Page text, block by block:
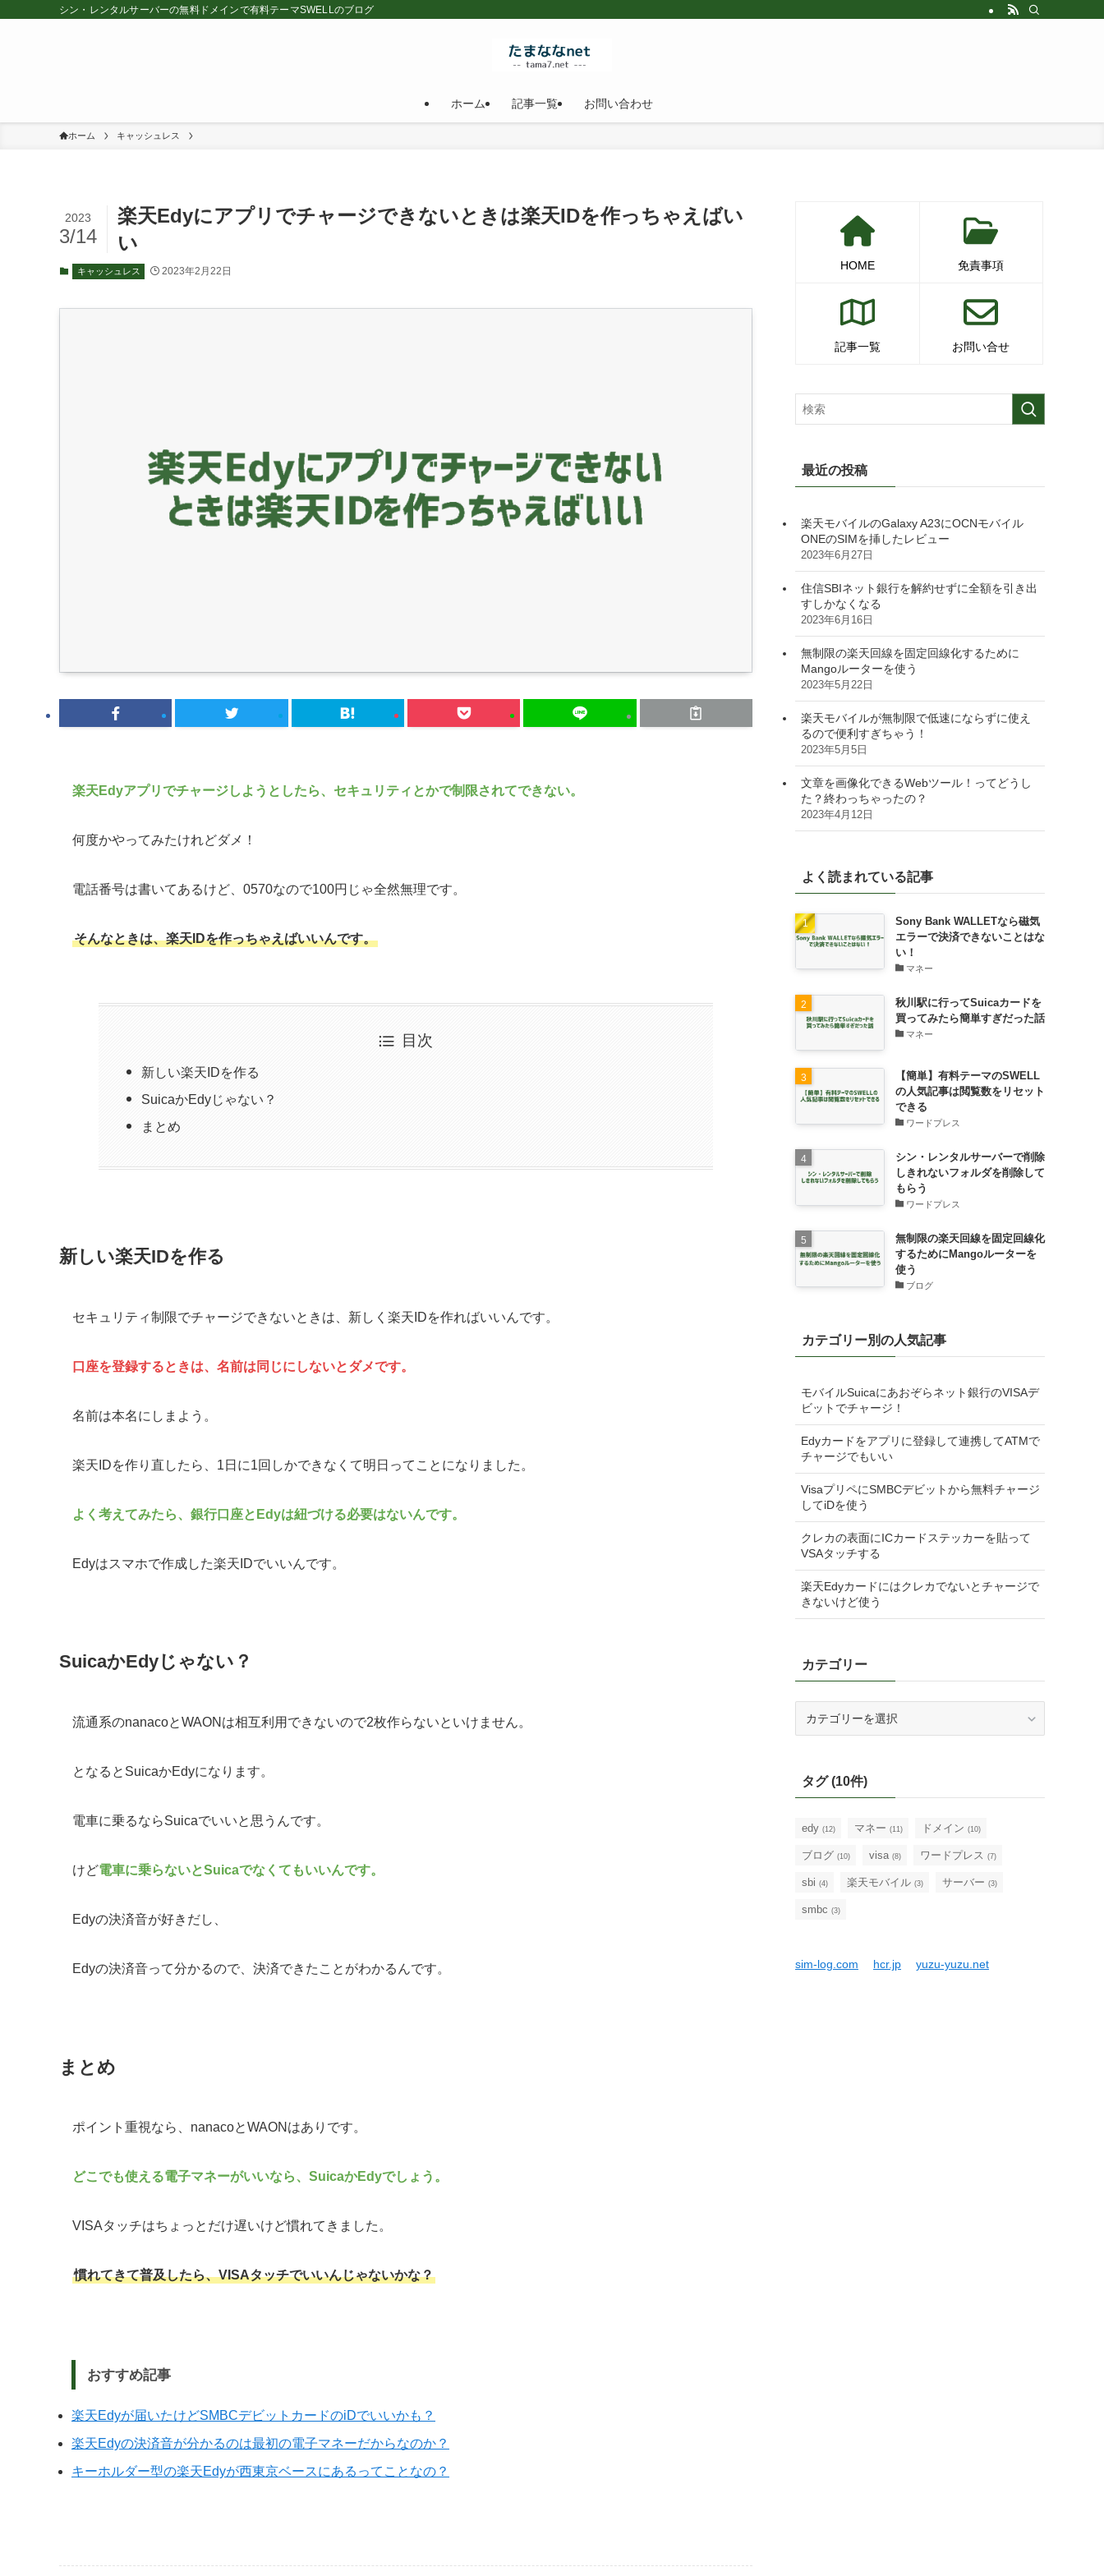
シン・レンタルサーバーの無料ドメインで有料テーマSWELLのブログ
ホーム 記事一覧 お問い合わせ
ホーム キャッシュレス
楽天Edyにアプリでチャージできないときは楽天IDを作っちゃえばい
い
2023
3/14
キャッシュレス 2023年2月22日
楽天Edyアプリでチャージしようとしたら、セキュリティとかで制限されてできない。
何度かやってみたけれどダメ！
電話番号は書いてあるけど、0570なので100円じゃ全然無理です。
そんなときは、楽天IDを作っちゃえばいいんです。
目次
新しい楽天IDを作る
SuicaかEdyじゃない？
まとめ
新しい楽天IDを作る
セキュリティ制限でチャージできないときは、新しく楽天IDを作ればいいんです。
口座を登録するときは、名前は同じにしないとダメです。
名前は本名にしまよう。
楽天IDを作り直したら、1日に1回しかできなくて明日ってことになりました。
よく考えてみたら、銀行口座とEdyは紐づける必要はないんです。
Edyはスマホで作成した楽天IDでいいんです。
SuicaかEdyじゃない？
流通系のnanacoとWAONは相互利用できないので2枚作らないといけません。
となるとSuicaかEdyになります。
電車に乗るならSuicaでいいと思うんです。
けど電車に乗らないとSuicaでなくてもいいんです。
Edyの決済音が好きだし、
Edyの決済音って分かるので、決済できたことがわかるんです。
まとめ
ポイント重視なら、nanacoとWAONはありです。
どこでも使える電子マネーがいいなら、SuicaかEdyでしょう。
VISAタッチはちょっとだけ遅いけど慣れてきました。
慣れてきて普及したら、VISAタッチでいいんじゃないかな？
おすすめ記事
楽天Edyが届いたけどSMBCデビットカードのiDでいいかも？
楽天Edyの決済音が分かるのは最初の電子マネーだからなのか？
キーホルダー型の楽天Edyが西東京ベースにあるってことなの？
HOME 免責事項
記事一覧 お問い合せ
最近の投稿
楽天モバイルのGalaxy A23にOCNモバイル
ONEのSIMを挿したレビュー
2023年6月27日
住信SBIネット銀行を解約せずに全額を引き出
すしかなくなる
2023年6月16日
無制限の楽天回線を固定回線化するために
Mangoルーターを使う
2023年5月22日
楽天モバイルが無制限で低速にならずに使え
るので便利すぎちゃう！
2023年5月5日
文章を画像化できるWebツール！ってどうし
た？終わっちゃったの？
2023年4月12日
よく読まれている記事
Sony Bank WALLETなら磁気
エラーで決済できないことはな
い！
マネー
秋川駅に行ってSuicaカードを
買ってみたら簡単すぎだった話
マネー
【簡単】有料テーマのSWELL
の人気記事は閲覧数をリセット
できる
ワードプレス
シン・レンタルサーバーで削除
しきれないフォルダを削除して
もらう
ワードプレス
無制限の楽天回線を固定回線化
するためにMangoルーターを
使う
ブログ
カテゴリー別の人気記事
モバイルSuicaにあおぞらネット銀行のVISAデ
ビットでチャージ！
Edyカードをアプリに登録して連携してATMで
チャージでもいい
VisaプリペにSMBCデビットから無料チャージ
してiDを使う
クレカの表面にICカードステッカーを貼って
VSAタッチする
楽天Edyカードにはクレカでないとチャージで
きないけど使う
カテゴリー
ータグ (10件)
edy (12) マネー (11) ドメイン (10)
ブログ (10) visa (8) ワードプレス (7)
sbi (4) 楽天モバイル (3) サーバー (3)
smbc (3)
sim-log.com hcr.jp yuzu-yuzu.net